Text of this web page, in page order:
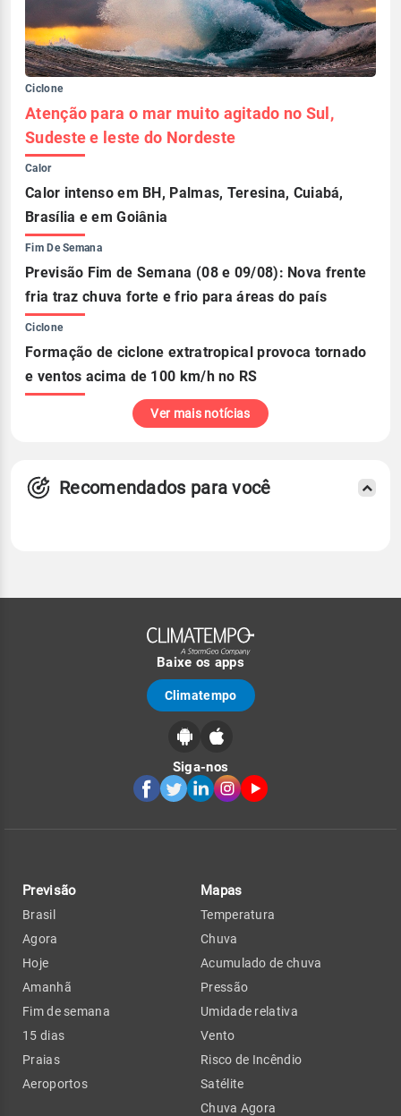
Ciclone
Atenção para o mar muito agitado no Sul,
Sudeste e leste do Nordeste
Calor
Calor intenso em BH, Palmas, Teresina, Cuiabá,
Brasília e em Goiânia
Fim De Semana
Previsão Fim de Semana (08 e 09/08): Nova frente
fria traz chuva forte e frio para áreas do país
Ciclone
Formação de ciclone extratropical provoca tornado
e ventos acima de 100 km/h no RS
Ver mais notícias
Recomendados para você
Baixe os apps
Climatempo
Siga-nos
Previsão
Brasil
Agora
Hoje
Amanhã
Fim de semana
15 dias
Praias
Aeroportos
Mapas
Temperatura
Chuva
Acumulado de chuva
Pressão
Umidade relativa
Vento
Risco de Incêndio
Satélite
Chuva Agora